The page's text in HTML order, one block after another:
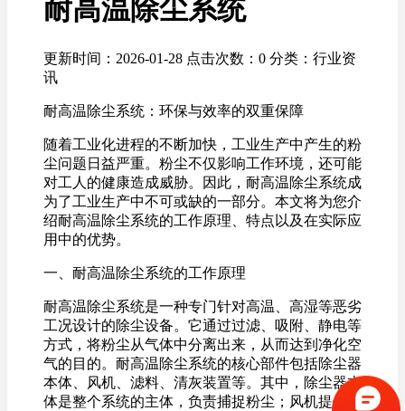
耐高温除尘系统
更新时间：2026-01-28 点击次数：0 分类：行业资
讯
耐高温除尘系统：环保与效率的双重保障
随着工业化进程的不断加快，工业生产中产生的粉
尘问题日益严重。粉尘不仅影响工作环境，还可能
对工人的健康造成威胁。因此，耐高温除尘系统成
为了工业生产中不可或缺的一部分。本文将为您介
绍耐高温除尘系统的工作原理、特点以及在实际应
用中的优势。
一、耐高温除尘系统的工作原理
耐高温除尘系统是一种专门针对高温、高湿等恶劣
工况设计的除尘设备。它通过过滤、吸附、静电等
方式，将粉尘从气体中分离出来，从而达到净化空
气的目的。耐高温除尘系统的核心部件包括除尘器
本体、风机、滤料、清灰装置等。其中，除尘器本
体是整个系统的主体，负责捕捉粉尘；风机提供动